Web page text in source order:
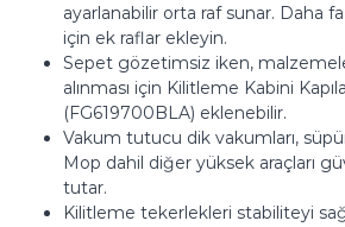
ayarlanabilir orta raf sunar. Daha
için ek raflar ekleyin.
Sepet gözetimsiz iken,
alınması için Kilitleme Kabini
(FG619700BLA) eklenebilir.
Vakum tutucu dik vakumları,
Mop dahil diğer yüksek araçları
tutar.
Kilitleme tekerlekleri stabiliteyi